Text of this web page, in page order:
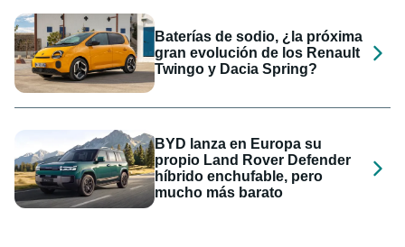
Baterías de sodio, ¿la próxima
gran evolución de los Renault
Twingo y Dacia Spring?
BYD lanza en Europa su
propio Land Rover Defender
híbrido enchufable, pero
mucho más barato